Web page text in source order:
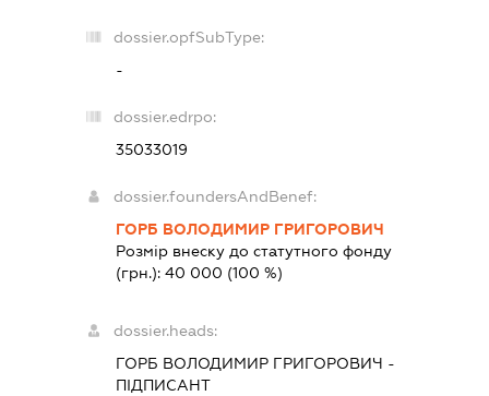
dossier.opfSubType:
-
dossier.edrpo:
35033019
dossier.foundersAndBenef:
ГОРБ ВОЛОДИМИР ГРИГОРОВИЧ
Розмір внеску до статутного фонду
(грн.): 40 000 (100 %)
dossier.heads:
ГОРБ ВОЛОДИМИР ГРИГОРОВИЧ -
ПІДПИСАНТ